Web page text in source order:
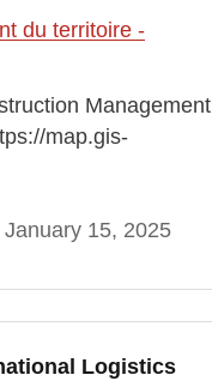
du territoire -
Management
map.gis-
15, 2025
Logistics